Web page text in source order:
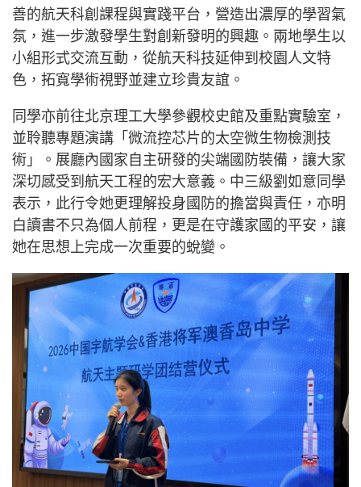
善的航天科創課程與實踐平台，營造出濃厚的學習氣
氛，進一步激發學生對創新發明的興趣。兩地學生以
小組形式交流互動，從航天科技延伸到校園人文特
色，拓寬學術視野並建立珍貴友誼。
同學亦前往北京理工大學參觀校史館及重點實驗室，
並聆聽專題演講「微流控芯片的太空微生物檢測技
術」。展廳內國家自主研發的尖端國防裝備，讓大家
深切感受到航天工程的宏大意義。中三級劉如意同學
表示，此行令她更理解投身國防的擔當與責任，亦明
白讀書不只為個人前程，更是在守護家國的平安，讓
她在思想上完成一次重要的蛻變。